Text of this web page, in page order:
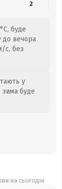
2
буде
до вечора
с, без
у
зима буде
на сьогодні